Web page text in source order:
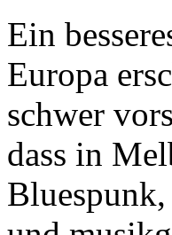
Ein
Europa
schwer
dass in